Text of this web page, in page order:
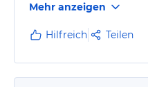
völlig überfordertem
Std.!! die fehlenden
Abend vom 2.Tag
unser Zimmer gelassen
Gepäck befand).
Mehr anzeigen
Hilfreich Teilen